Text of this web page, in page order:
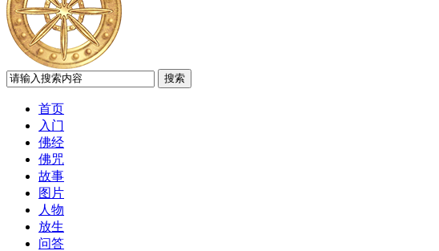
搜索
首页
入门
佛经
佛咒
故事
图片
人物
放生
问答